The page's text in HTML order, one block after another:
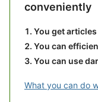
conveniently
You get
You can
You can use
What you can do